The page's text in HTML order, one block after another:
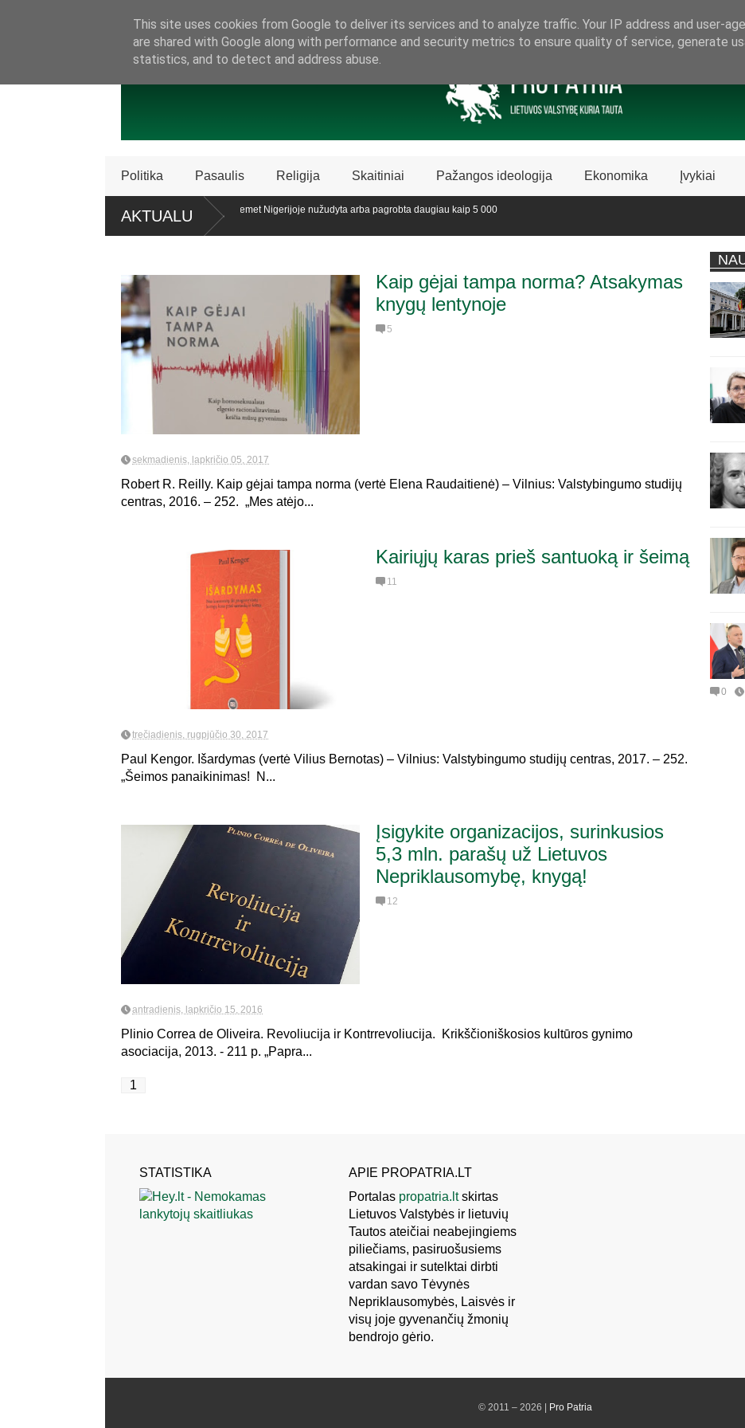
Politika Pasaulis Religija Skaitiniai Pažangos ideologija Ekonomika Įvykiai
AKTUALUAtaskaita: šiemet Nigerijoje nužudyta arba pagrobta daugiau kaip 5 000
krikščionių
apklaustųjų pritaria pat. referendumui dėl šeimos apibrėžimo LR
Kaip gėjai tampa norma? Atsakymas
knygų lentynoje
5
sekmadienis, lapkričio 05, 2017
Robert R. Reilly. Kaip gėjai tampa norma (vertė Elena Raudaitienė) – Vilnius: Valstybingumo studijų
centras, 2016. – 252. „Mes atėjo...
Kairiųjų karas prieš santuoką ir šeimą
11
trečiadienis, rugpjūčio 30, 2017
Paul Kengor. Išardymas (vertė Vilius Bernotas) – Vilnius: Valstybingumo studijų centras, 2017. – 252.
„Šeimos panaikinimas! N...
Įsigykite organizacijos, surinkusios
5,3 mln. parašų už Lietuvos
Nepriklausomybę, knygą!
12
antradienis, lapkričio 15, 2016
Plinio Correa de Oliveira. Revoliucija ir Kontrrevoliucija. Krikščioniškosios kultūros gynimo
asociacija, 2013. - 211 p. „Papra...
1
0
STATISTIKA
APIE PROPATRIA.LT
Portalas propatria.ltskirtas
Lietuvos Valstybės ir lietuvių
Tautos ateičiai neabejingiems
piliečiams, pasiruošusiems
atsakingai ir sutelktai dirbti
vardan savo Tėvynės
Nepriklausomybės, Laisvės ir
visų joje gyvenančių žmonių
bendrojo gėrio.
© 2011 – 2026 | Pro Patria
This site uses cookies from Google to deliver its services and to analyze traffic. Your IP address and user-
are shared with Google along with performance and security metrics to ensure quality of service, generate
statistics, and to detect and address abuse.